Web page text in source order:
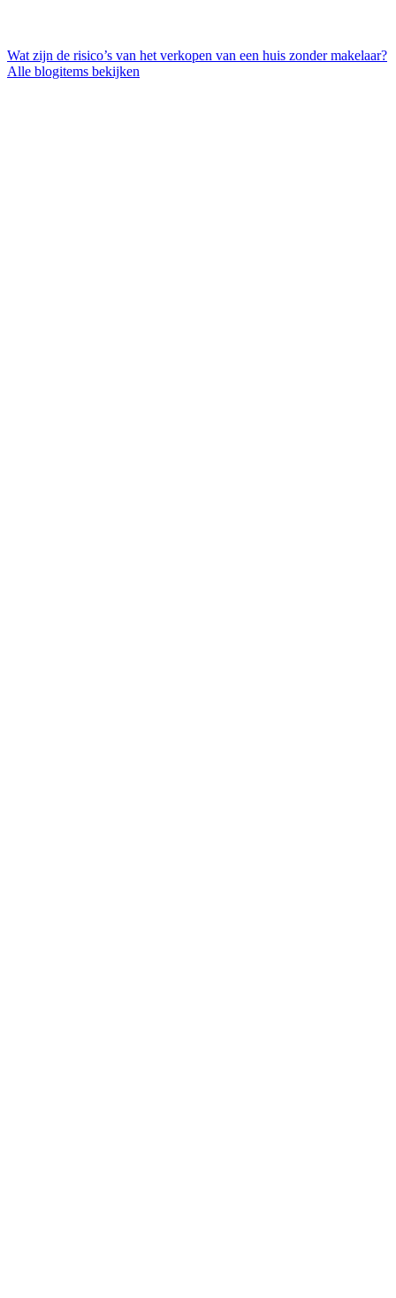
Wat zijn de risico’s van het verkopen van een huis zonder makelaar?
Alle blogitems bekijken